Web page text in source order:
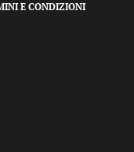
E CONDIZIONI